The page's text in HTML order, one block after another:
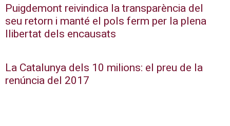
Puigdemont reivindica la transparència del
seu retorn i manté el pols ferm per la plena
llibertat dels encausats
La Catalunya dels 10 milions: el preu de la
renúncia del 2017